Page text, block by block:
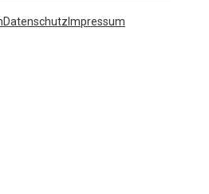
Datenschutz Impressum